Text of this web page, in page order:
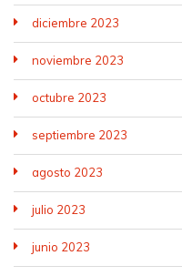
diciembre 2023
noviembre 2023
octubre 2023
septiembre 2023
agosto 2023
julio 2023
junio 2023